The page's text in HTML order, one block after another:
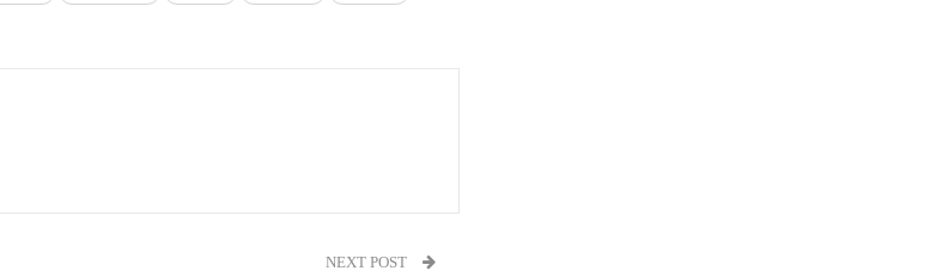
NEXT POST